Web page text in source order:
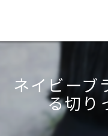
ネイビーブ
る切り